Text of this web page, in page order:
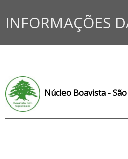
INFORMAÇÕES
Núcleo Boavista -